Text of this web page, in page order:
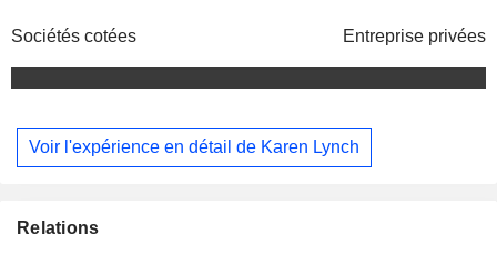
Sociétés cotées Entreprise privées
Voir l'expérience en détail de Karen Lynch
Relations